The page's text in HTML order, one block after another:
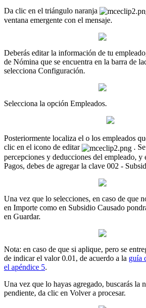
Da clic en el triángulo naranja
ventana emergente con el mensaje.
Deberás editar la información de tu empleado
de Nómina que se encuentra en la barra de
selecciona Configuración.
Selecciona la opción Empleados.
Posteriormente localiza el o los empleados
clic en el icono de editar . Se
percepciones y deducciones del empleado, y
Pagos, debes de agregar la clave 002 -
Una vez que lo selecciones, en caso de que
en Importe como en Subsidio Causado pondr
en Guardar.
Nota: en caso de que si aplique, pero se
de indicar el valor 0.01 , de acuerdo a la guía
el apéndice 5.
Una vez que lo hayas agregado, buscarás la n
pendiente, da clic en Volver a procesar.